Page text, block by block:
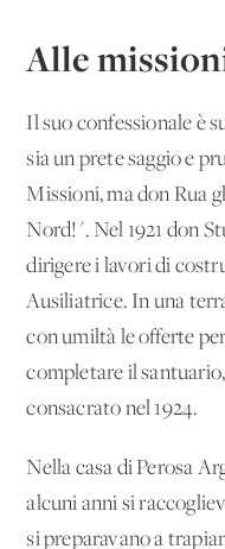
Alle
Il suo confessionale è
sia un prete saggio e
Missioni, ma don Rua
Nord!". Nel 1921 don
dirigere i lavori di
Ausiliatrice. In una
con umiltà le offerte
completare il
consacrato nel 1924.
Nella casa di Perosa
alcuni anni si
si preparavano a